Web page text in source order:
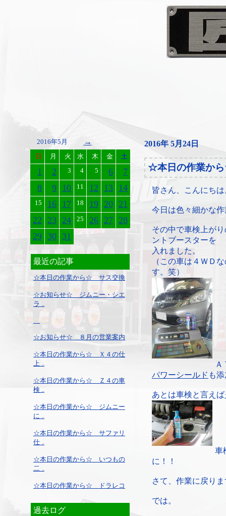
2016年5月 →
日 月 火 水 木 金 土
1 2 3 4 5 6
7
8
9 10 11 12 13 14
15 16 17 18 19 20 21
22 23 24 25 26 27 28
29 30 31
最近の記事
☆本日の作業から☆ サス交換
☆お知らせ☆ ジムニー・シエ
ラ ..
☆お知らせ☆ ８月の営業案内
☆本日の作業から☆ Ｘ４の仕
上 ..
☆本日の作業から☆ Ｚ４の車
検 ..
☆本日の作業から☆ ジムニー
に ..
☆本日の作業から☆ サファリ
仕 ..
☆本日の作業から☆ いつもの
二 ..
☆本日の作業から☆ ドラレコ
過去ログ
2016年 5月24日
☆本日の作業か
皆さん、こんにちは
今日は色々細かな
その中で車検上が
ントブースターを
入れました。
（この車は４ＷＤ
す。笑）
Ａ
パワーシールド も
あとは車検と言えば
車
に！！
さて、作業に戻り
では。